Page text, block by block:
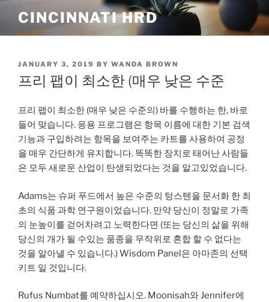
content
CINCINNATI HRD
POSTED
JANUARY 3, 2019 BY WANDA BROWN
프리 팹이 최소한 (매우 낮은 수준
프리 팹이 최소한 (매우 낮은 수준의) 바를 수행하는 한, 바로
들어 맞습니다. 응용 프로그램은 항목 이름에 대한 기본 검색
기능과 구입하려는 항목을 보여주는 카트를 사용하여 공정
을 매우 간단하게 유지합니다. 똑똑한 장치로 태어난 사람들
은 모두 새로운 산업이 탄생되었다는 것을 알고있었습니다.
Adams는 슈퍼 푸드에서 높은 수준의 텅스텐을 문서화 한 최
초의 식품 과학 연구원이었습니다. 만약 당신이 정말로 가족
의 눈높이를 걷어차려고 노력한다면 (또는 당신의 삶을 위해
당신의 개가 될 수있는 품종을 무작위로 혼합 할 수 없다는
것을 알아낼 수 있습니다.) Wisdom Panel은 아마존의 선택
키트 일 것입니다.
Rufus Numbat를 예약하십시오. Moonisah와 Jennifer에